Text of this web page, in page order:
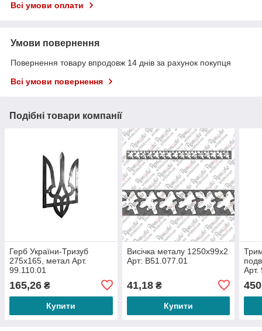
Всі умови оплати
Умови повернення
Повернення товару впродовж 14 днів за рахунок покупця
Всі умови повернення
Подібні товари компанії
Герб України-Тризуб
275x165, метал Арт.
99.110.01
165,26 ₴
Купити
Висічка металу 1250х99х2
Арт: В51.077.01
41,18₴
Купити
Арт.